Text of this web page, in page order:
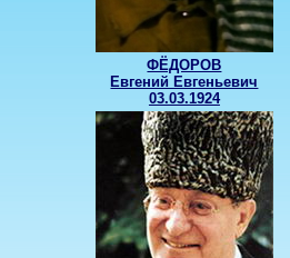
ФЁДОРОВ
Евгений Евгеньевич
03.03.1924